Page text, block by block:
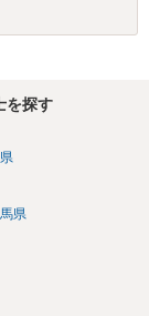
を探す
県